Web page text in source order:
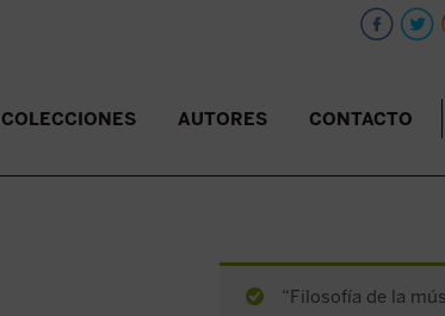
COLECCIONES AUTORES CONTACTO
“Filosofía de la